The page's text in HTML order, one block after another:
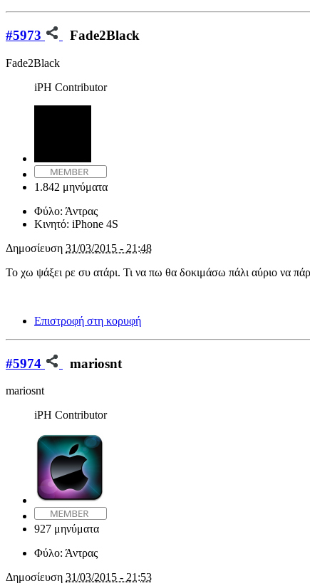
#5973 Fade2Black
Fade2Black
iPH Contributor
1.842 μηνύματα
Φύλο: Άντρας
Κινητό: iPhone 4S
Δημοσίευση 31/03/2015 - 21:48
Το χω ψάξει ρε συ ατάρι. Τι να πω θα δοκιμάσω πάλι αύριο να
Επιστροφή στη κορυφή
#5974 mariosnt
mariosnt
iPH Contributor
927 μηνύματα
Φύλο: Άντρας
Δημοσίευση 31/03/2015 - 21:53